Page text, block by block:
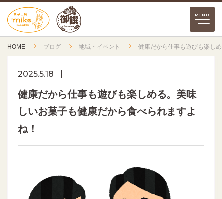
HOME ブログ 地域・イベント 健康だから仕事も遊びも楽し
2025.5.18
健康だから仕事も遊びも楽しめる。美味
しいお菓子も健康だから食べられますよ
ね！